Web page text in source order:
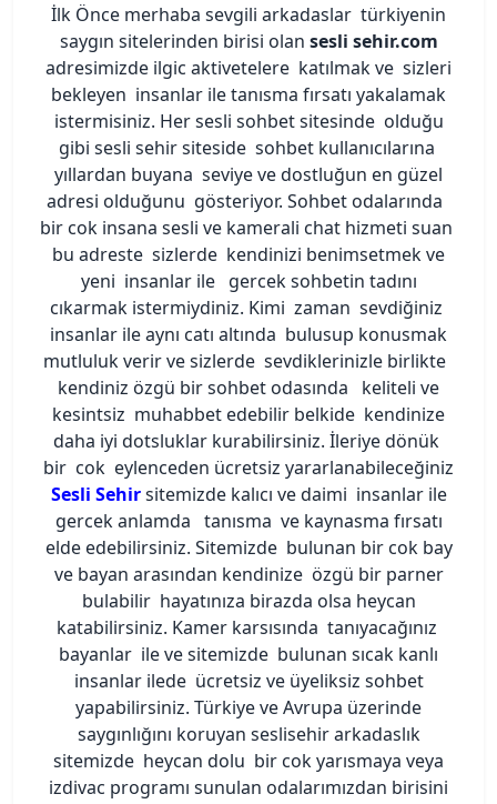
İlk Önce merhaba sevgili arkadaslar türkiyenin
saygın sitelerinden birisi olan sesli sehir.com
adresimizde ilgic aktivetelere katılmak ve sizleri
bekleyen insanlar ile tanısma fırsatı yakalamak
istermisiniz. Her sesli sohbet sitesinde olduğu
gibi sesli sehir siteside sohbet kullanıcılarına
yıllardan buyana seviye ve dostluğun en güzel
adresi olduğunu gösteriyor. Sohbet odalarında
bir cok insana sesli ve kamerali chat hizmeti suan
bu adreste sizlerde kendinizi benimsetmek ve
yeni insanlar ile gercek sohbetin tadını
cıkarmak istermiydiniz. Kimi zaman sevdiğiniz
insanlar ile aynı catı altında bulusup konusmak
mutluluk verir ve sizlerde sevdiklerinizle birlikte
kendiniz özgü bir sohbet odasında keliteli ve
kesintsiz muhabbet edebilir belkide kendinize
daha iyi dotsluklar kurabilirsiniz. İleriye dönük
bir cok eylenceden ücretsiz yararlanabileceğiniz
Sesli Sehir sitemizde kalıcı ve daimi insanlar ile
gercek anlamda tanısma ve kaynasma fırsatı
elde edebilirsiniz. Sitemizde bulunan bir cok bay
ve bayan arasından kendinize özgü bir parner
bulabilir hayatınıza birazda olsa heycan
katabilirsiniz. Kamer karsısında tanıyacağınız
bayanlar ile ve sitemizde bulunan sıcak kanlı
insanlar ilede ücretsiz ve üyeliksiz sohbet
yapabilirsiniz. Türkiye ve Avrupa üzerinde
saygınlığını koruyan seslisehir arkadaslık
sitemizde heycan dolu bir cok yarısmaya veya
izdivac programı sunulan odalarımızdan birisini